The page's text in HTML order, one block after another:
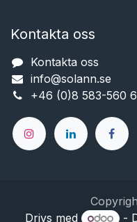
Kontakta oss
Kontakta oss
info@solann.se​​​​​​
+46 (0)8 583-560
Drivs med
-